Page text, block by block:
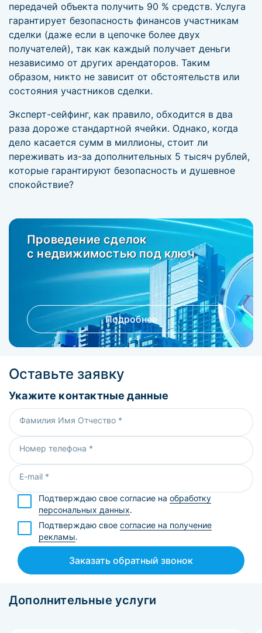
передачей объекта получить 90 % средств. Услуга
гарантирует безопасность финансов участникам
сделки (даже если в цепочке более двух
получателей), так как каждый получает деньги
независимо от других арендаторов. Таким
образом, никто не зависит от обстоятельств или
состояния участников сделки.
Эксперт-сейфинг, как правило, обходится в два
раза дороже стандартной ячейки. Однако, когда
дело касается сумм в миллионы, стоит ли
переживать из-за дополнительных 5 тысяч рублей,
которые гарантируют безопасность и душевное
спокойствие?
Проведение сделок
с недвижимостью под ключ
Подробнее
Оставьте заявку
Укажите контактные данные
Фамилия Имя Отчество *
Номер телефона *
E-mail *
Подтверждаю свое согласие на обработку
персональных данных.
Подтверждаю свое согласие на получение
рекламы.
Заказать обратный звонок
Дополнительные услуги